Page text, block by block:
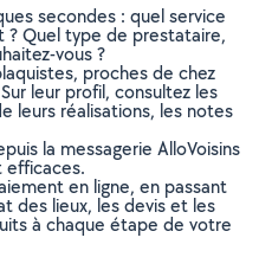
secondes : quel service
? Quel type de prestataire,
vous ?
proches de chez
leur profil, consultez les
leurs réalisations, les notes
la messagerie AlloVoisins
efficaces.
en ligne, en passant
des lieux, les devis et les
à chaque étape de votre